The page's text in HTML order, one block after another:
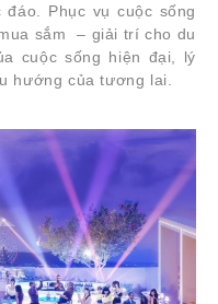
Phục vụ cuộc sống
sắm – giải trí cho du
cuộc sống hiện đại, lý
hướng của tương lai.